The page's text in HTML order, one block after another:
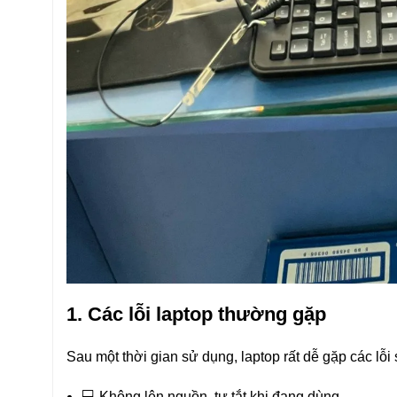
1. Các lỗi laptop thường gặp
Sau một thời gian sử dụng, laptop rất dễ gặp các lỗi